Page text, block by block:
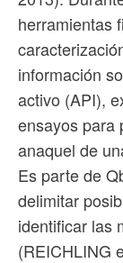
herramientas
información
activo (API),
ensayos para
anaquel de
Es parte de
delimitar
identificar las
(REICHLING